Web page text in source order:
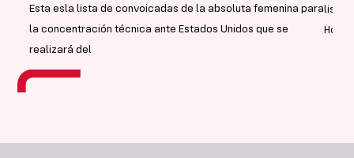
Esta esla lista de convoicadas de la absoluta femenina para
la concentración técnica ante Estados Unidos que se
realizará del
lista